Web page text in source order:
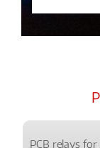
PCB relays